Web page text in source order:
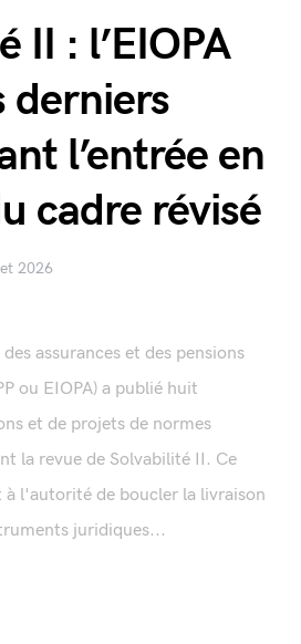
II : l’EIOPA
derniers
l’entrée en
cadre révisé
2026
assurances et des pensions
ou EIOPA) a publié huit
et de projets de normes
la revue de Solvabilité II. Ce
l'autorité de boucler la livraison
juridiques...